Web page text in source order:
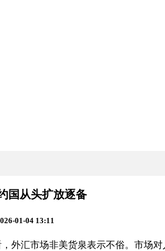
国从头扩放逐备
01-04 13:11
汇市场非美货泉表示不俗。市场